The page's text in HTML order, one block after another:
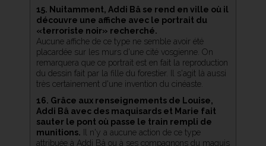
15. Nuitamment, Addi Bâ se rend en ville où il
découvre une affiche avec le portrait du
«terroriste noir» recherché.
Aucune affiche de ce type ne semble avoir été
placardée sur les murs d'une cité vosgienne. On
remarquera que ce portrait est en fait la reproduction
du dessin fait par la fille du forestier. Il s'agit là aussi
très certainement d'une invention du cinéaste.
16. Grâce aux renseignements de Louise,
Addi Bâ avec des maquisards et Marie fait
sauter le pont où passe le train rempli de
munitions. Il n'y a aucune action de ce type
attribuée à Addi Bâ ou à ses compagnons du maquis